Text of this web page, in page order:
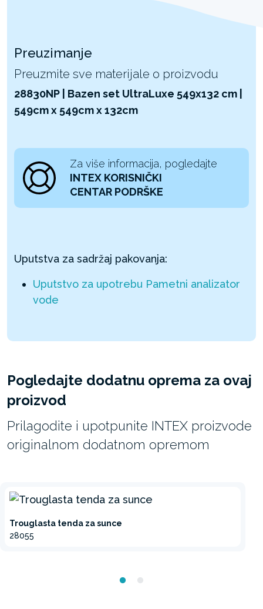
Preuzimanje
Preuzmite sve materijale o proizvodu
28830NP | Bazen set UltraLuxe 549x132 cm |
549cm x 549cm x 132cm
Za više informacija, pogledajte
INTEX KORISNIČKI
CENTAR PODRŠKE
Uputstva za sadržaj pakovanja:
Uputstvo za upotrebu Pametni analizator
vode
Pogledajte dodatnu oprema za ovaj
proizvod
Prilagodite i upotpunite INTEX proizvode
originalnom dodatnom opremom
Trouglasta tenda za sunce
28055